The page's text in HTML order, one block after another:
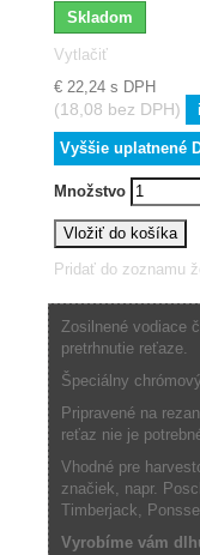
Skladom
Vytlačiť
€ 22,24 s DPH
(18,08 bez DPH) i
Vyššie uplatnené
Množstvo
Vložiť do košíka
Pridať do zoznamu
Zosilnené vodiace
pretrhnutie reťaze.
Špeciálny
Pripravené na
reťaz nie je
Vhodné pre
značiek, napr.
Timberjack,
Vyrobíme vám